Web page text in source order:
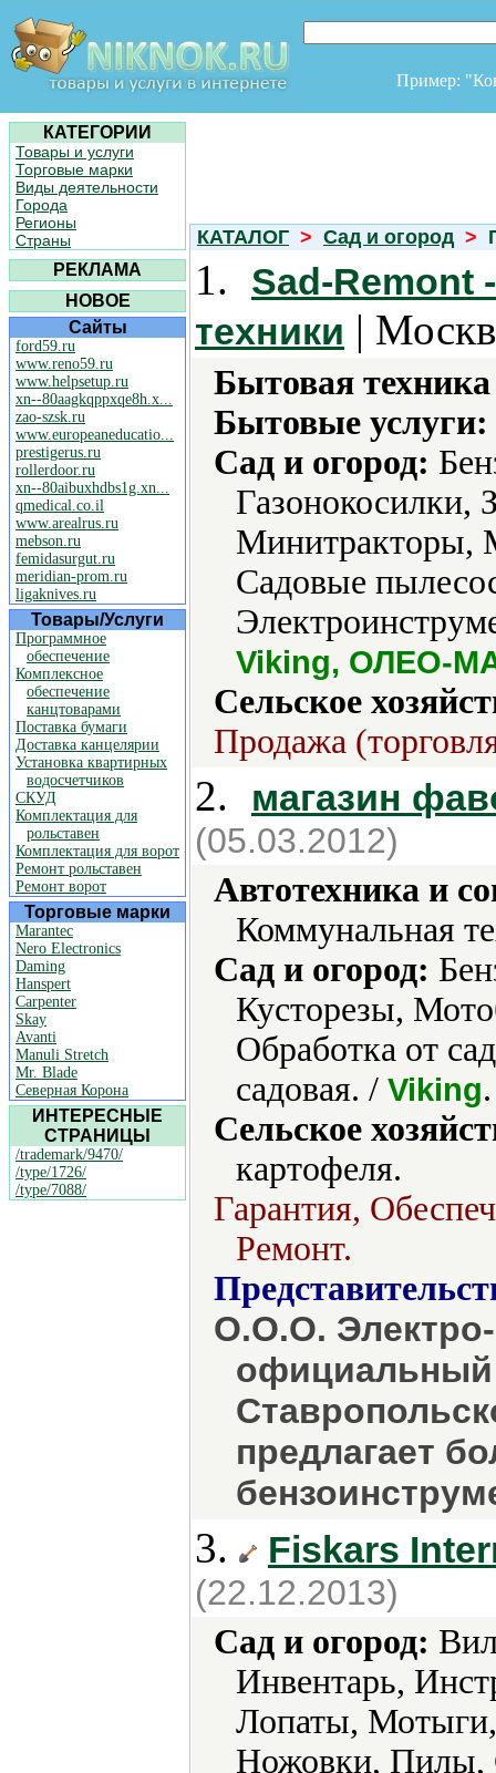
Пример:
КАТЕГОРИИ
Товары и услуги
Торговые марки
Виды деятельности
Города
Регионы
Страны
РЕКЛАМА
НОВОЕ
Сайты
ford59.ru
www.reno59.ru
www.helpsetup.ru
xn--80aagkqppxqe8h.x...
zao-szsk.ru
www.europeaneducatio...
prestigerus.ru
rollerdoor.ru
xn--80aibuxhdbs1g.xn...
qmedical.co.il
www.arealrus.ru
mebson.ru
femidasurgut.ru
meridian-prom.ru
ligaknives.ru
Товары/Услуги
Программное
обеспечение
Комплексное
обеспечение
канцтоварами
Поставка бумаги
Доставка канцелярии
Установка квартирных
водосчетчиков
СКУД
Комплектация для
рольставен
Комплектация для ворот
Ремонт рольставен
Ремонт ворот
Торговые марки
Marantec
Nero Electronics
Daming
Hanspert
Carpenter
Skay
Avanti
Manuli Stretch
Mr. Blade
Северная Корона
ИНТЕРЕСНЫЕ
СТРАНИЦЫ
/trademark/9470/
/type/1726/
/type/7088/
КАТАЛОГ > Сад и огород >
1.
Sad-Remont
техники |
Бытовая
Бытовые услуги:
Сад и огород:
Газонокосилки,
Минитракторы,
Садовые
Viking, ОЛЕО-
Сельское
Продажа
2. магазин
(05.03.2012)
Автотехника и
Коммунальная
Сад и огород:
Кусторезы,
Обработка от
садовая. / Viking.
Сельское
картофеля.
Гарантия,
Ремонт.
О.О.О.
официальный
предлагает
3. Fiskars
(22.12.2013)
Сад и огород:
Инвентарь,
Лопаты,
Ножовки, Пилы,